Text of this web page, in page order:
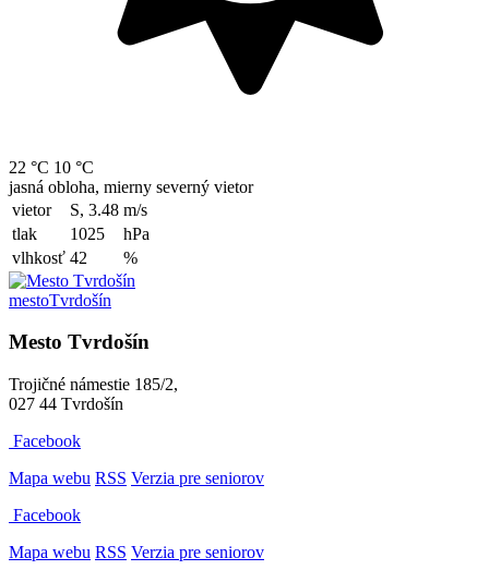
22 °C 10 °C
jasná obloha, mierny severný vietor
vietor
S, 3.48 m/s
tlak
1025
hPa
vlhkosť 42 %
mestoTvrdošín
Mesto Tvrdošín
Trojičné námestie 185/2,
027 44 Tvrdošín
Facebook
Mapa webu RSS Verzia pre seniorov
Facebook
Mapa webu RSS Verzia pre seniorov